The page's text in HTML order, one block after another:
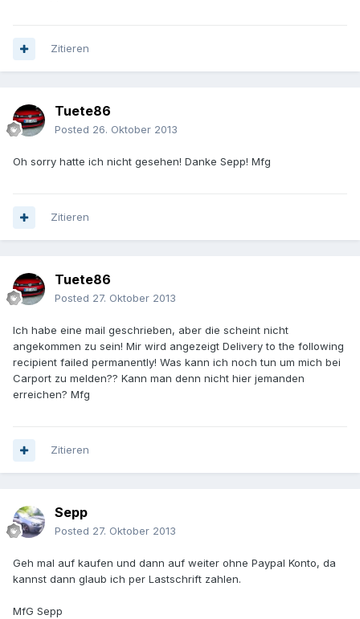
Zitieren
Tuete86
Posted 26. Oktober 2013
Oh sorry hatte ich nicht gesehen! Danke Sepp! Mfg
Zitieren
Tuete86
Posted 27. Oktober 2013
Ich habe eine mail geschrieben, aber die scheint nicht
angekommen zu sein! Mir wird angezeigt Delivery to the following
recipient failed permanently! Was kann ich noch tun um mich bei
Carport zu melden?? Kann man denn nicht hier jemanden
erreichen? Mfg
Zitieren
Sepp
Posted 27. Oktober 2013
Geh mal auf kaufen und dann auf weiter ohne Paypal Konto, da
kannst dann glaub ich per Lastschrift zahlen.
MfG Sepp